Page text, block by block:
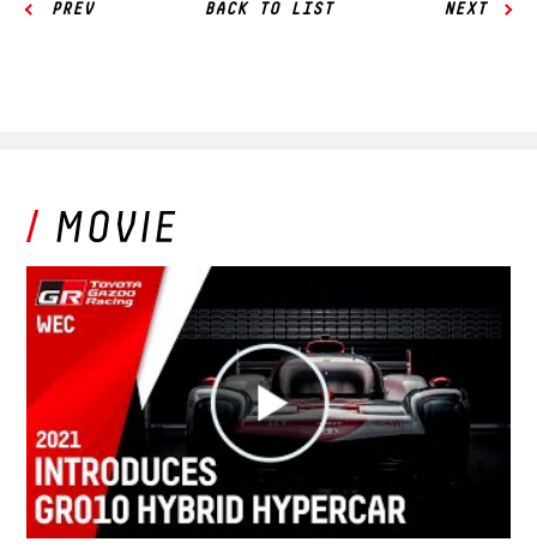
PREV BACK TO LIST NEXT